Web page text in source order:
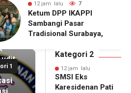
12 jam lalu 11
Wakili Danrem, Kasrem
072/Pamungkas Hadiri
Pembukaan Government
Expo 2026 di JEC
1
lalu
Kategori 2
12 jam lalu
SMSI Eks
Karesidenan Pati